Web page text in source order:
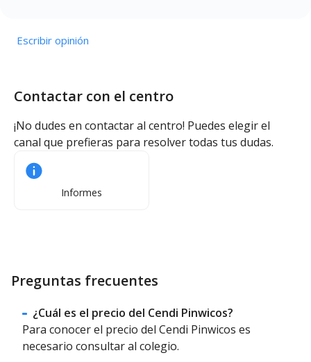
Escribir opinión
Contactar con el centro
¡No dudes en contactar al centro! Puedes elegir el
canal que prefieras para resolver todas tus dudas.
Informes
Preguntas frecuentes
¿Cuál es el precio del Cendi Pinwicos?
Para conocer el precio del Cendi Pinwicos es
necesario consultar al colegio.